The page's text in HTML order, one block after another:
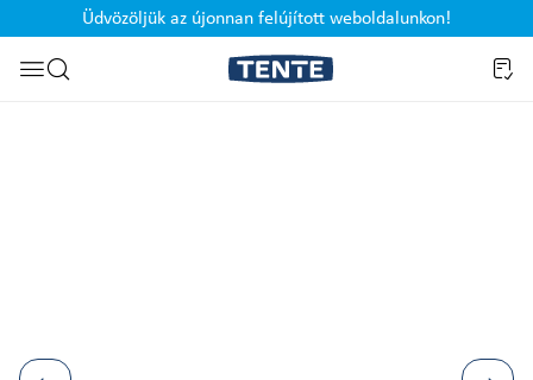
Ugrás a kereséshez
Üdvözöljük az újonnan felújított weboldalunkon!